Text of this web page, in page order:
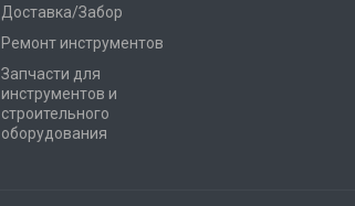
Доставка/Забор
Ремонт инструментов
Запчасти для
инструментов и
строительного
оборудования